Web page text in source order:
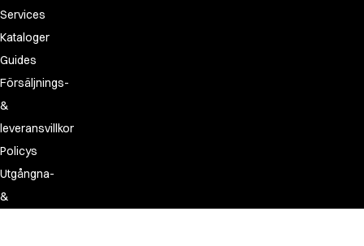
Services
Kataloger
Guides
Försäljnings-
&
leveransvillkor
Policys
Utgångna-
&